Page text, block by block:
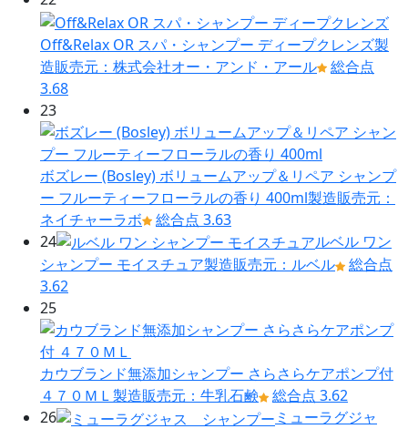
Off&Relax OR スパ・シャンプー ディープクレンズ製
造販売元：株式会社オー・アンド・アール
総合点
3.68
23
ボズレー (Bosley) ボリュームアップ＆リペア シャンプ
ー フルーティーフローラルの香り 400ml製造販売元：
ネイチャーラボ
総合点 3.63
24
ルベル ワン
シャンプー モイスチュア製造販売元：ルベル
総合点
3.62
25
カウブランド無添加シャンプー さらさらケアポンプ付
４７０ＭＬ製造販売元：牛乳石鹸
総合点 3.62
26
ミューラグジャ